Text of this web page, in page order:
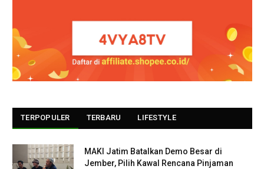
TERPOPULER TERBARU LIFESTYLE
MAKI Jatim Batalkan Demo Besar di
Jember, Pilih Kawal Rencana Pinjaman